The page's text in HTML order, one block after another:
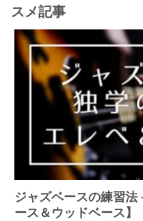
スメ記事
ジャズベースの練習
ース＆ウッドベース】